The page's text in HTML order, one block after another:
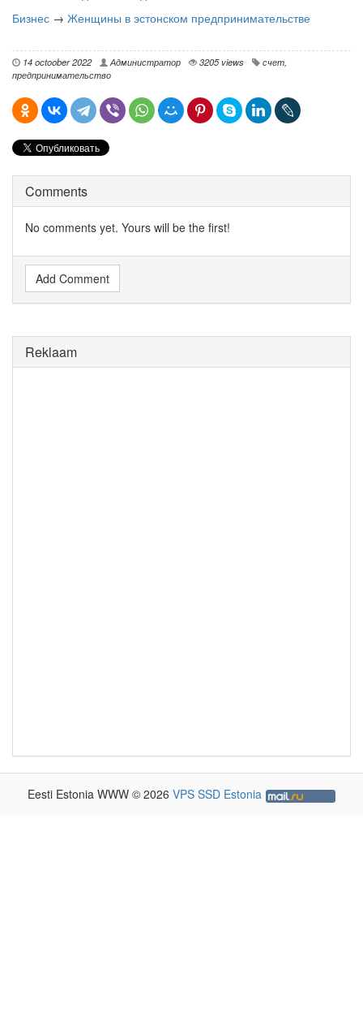
Бизнес → Женщины в эстонском предпринимательстве
14 octoober 2022 Администратор 3205 views счет,
предпринимательство
Comments
No comments yet. Yours will be the first!
Add Comment
Reklaam
Eesti Estonia WWW © 2026 VPS SSD Estonia